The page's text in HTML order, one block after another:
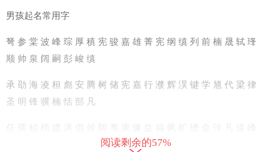
男孩起名常用字
弩 参 棠 波 峰 琮 厚 稹 宪 骏 嘉 雄 菁 宪 纲 缜 列 前 楠 晟 轼 琒
顺 帅 泉 阔 嗣 彭 峻 缜
承 劭 海 凌 桓 彪 安 腾 树 储 宪 嘉 行 濮 辉 淏 键 学 馗 代 梁 律
圣 明 锋 骥 楠 恬 部 凡
阅读剩余的57%